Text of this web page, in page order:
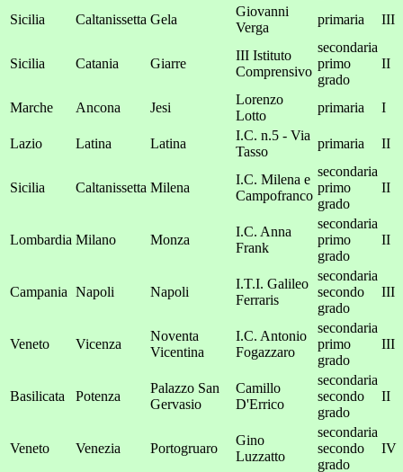
Sicilia Caltanissetta Gela
Giovanni
Verga
primaria III
Sicilia Catania Giarre
III Istituto
Comprensivo
secondaria
primo
grado
II
Marche Ancona Jesi
Lorenzo
Lotto
primaria I
Lazio Latina Latina
I.C. n.5 - Via
Tasso
primaria II
Sicilia Caltanissetta Milena
I.C. Milena e
Campofranco
secondaria
primo
grado
II
Lombardia Milano Monza
I.C. Anna
Frank
secondaria
primo
grado
II
Campania Napoli Napoli
I.T.I. Galileo
Ferraris
secondaria
secondo
grado
III
Veneto Vicenza
Noventa
Vicentina
I.C. Antonio
Fogazzaro
secondaria
primo
grado
III
Basilicata Potenza
Palazzo San
Gervasio
Camillo
D'Errico
secondaria
secondo
grado
II
Veneto Venezia Portogruaro
Gino
Luzzatto
secondaria
secondo
grado
IV